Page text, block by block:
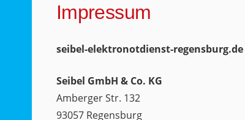
Impressum
seibel-elektronotdienst-regensburg.de
Seibel GmbH & Co. KG
Amberger Str. 132
93057 Regensburg